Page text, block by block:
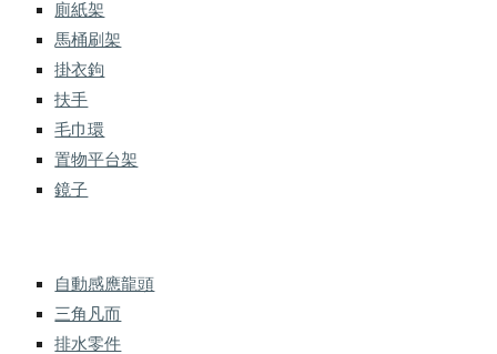
廁紙架
馬桶刷架
掛衣鉤
扶手
毛巾環
置物平台架
鏡子
自動感應龍頭
三角凡而
排水零件